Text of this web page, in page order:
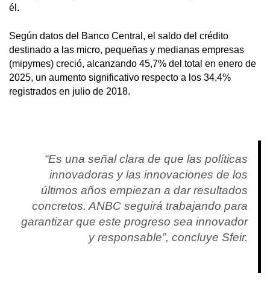
él.
Según datos del Banco Central, el saldo del crédito
destinado a las micro, pequeñas y medianas empresas
(mipymes) creció, alcanzando 45,7% del total en enero de
2025, un aumento significativo respecto a los 34,4%
registrados en julio de 2018.
“Es una señal clara de que las políticas
innovadoras y las innovaciones de los
últimos años empiezan a dar resultados
concretos. ANBC seguirá trabajando para
garantizar que este progreso sea innovador
y responsable”, concluye Sfeir.